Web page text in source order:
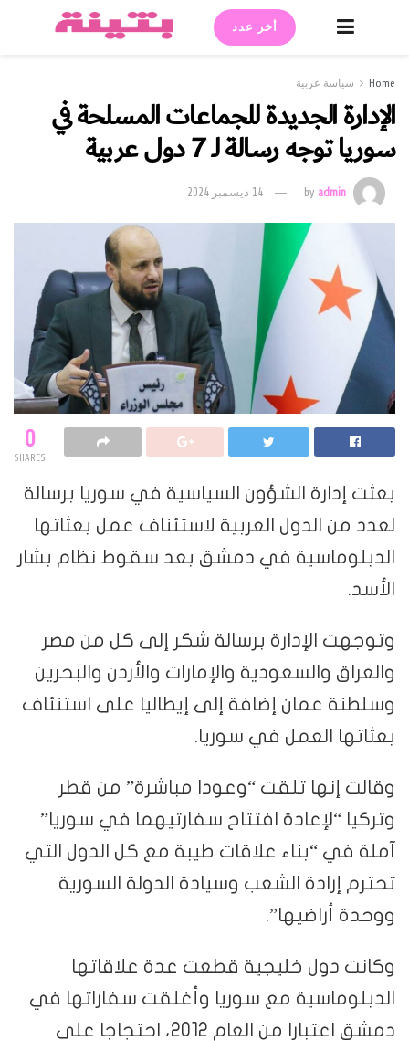
أخر عدد
Home سياسة عربية
الإدارة الجديدة للجماعات المسلحة في
سوريا توجه رسالة لـ 7 دول عربية
byadmin 14 ديسمبر 2024
0
SHARES
بعثت إدارة الشؤون السياسية في سوريا برسالة
لعدد من الدول العربية لاستئناف عمل بعثاتها
الدبلوماسية في دمشق بعد سقوط نظام بشار
الأسد.
وتوجهت الإدارة برسالة شكر إلى كل من مصر
والعراق والسعودية والإمارات والأردن والبحرين
وسلطنة عمان إضافة إلى إيطاليا على استنئاف
بعثاتها العمل في سوريا.
وقالت إنها تلقت “وعودا مباشرة” من قطر
وتركيا “لإعادة افتتاح سفارتيهما في سوريا”
آملة في “بناء علاقات طيبة مع كل الدول التي
تحترم إرادة الشعب وسيادة الدولة السورية
ووحدة أراضيها”.
وكانت دول خليجية قطعت عدة علاقاتها
الدبلوماسية مع سوريا وأغلقت سفاراتها في
دمشق اعتبارا من العام 2012، احتجاجا على